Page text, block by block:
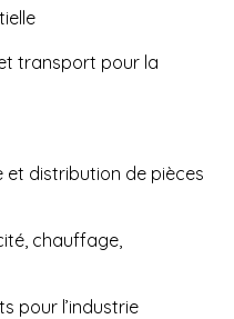
transport pour la
et distribution de pièces
chauffage,
pour l’industrie